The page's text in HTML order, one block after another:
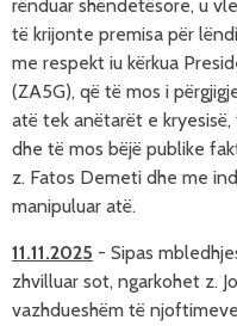
rënduar shëndetësore, u
të krijonte premisa për
me respekt iu kërkua
(ZA5G), që të mos i
atë tek anëtarët e
dhe të mos bëjë publike
z. Fatos Demeti dhe me
manipuluar atë.
11.11.2025 - Sipas
zhvilluar sot, ngarkohet z.
vazhdueshëm të